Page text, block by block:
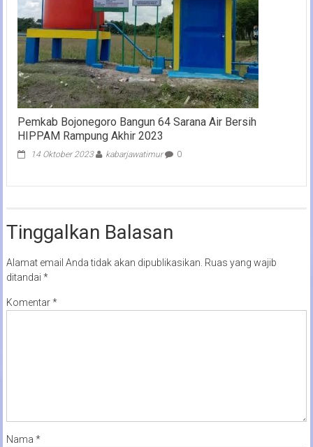
Pemkab Bojonegoro Bangun 64 Sarana Air Bersih
HIPPAM Rampung Akhir 2023
14 Oktober 2023 kabarjawatimur 0
Tinggalkan Balasan
Alamat email Anda tidak akan dipublikasikan. Ruas yang wajib
ditandai *
Komentar*
Nama *